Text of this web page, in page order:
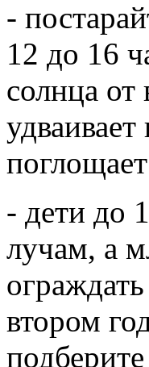
-
12 до 16
солнца от
- дети до
лучам, а
втором